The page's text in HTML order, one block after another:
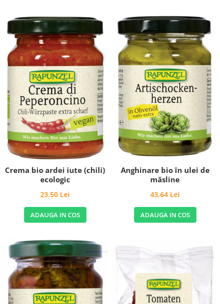
Crema bio ardei iute (chili)
ecologic
23,50 Lei
ADAUGA IN COS
Anghinare bio în ulei de
măsline
43,64 Lei
ADAUGA IN COS